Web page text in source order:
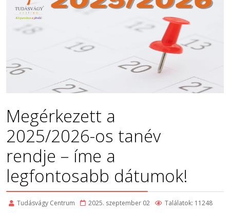
Megérkezett a
2025/2026-os tanév
rendje – íme a
legfontosabb dátumok!
Tudásvágy Centrum 2025. szeptember 02 Találatok: 11248